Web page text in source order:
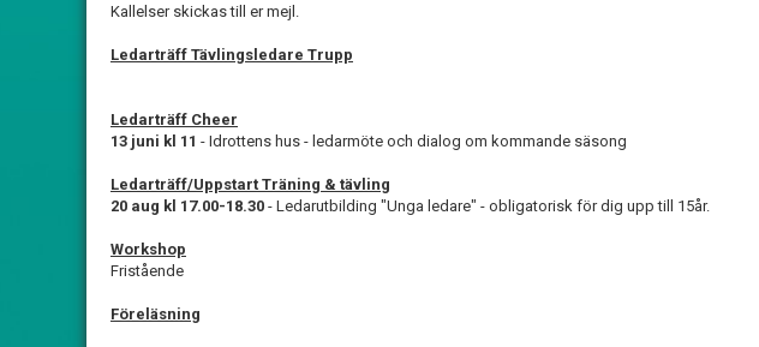
Kallelser skickas till er mejl.
Ledarträff Tävlingsledare Trupp
Ledarträff Cheer
13 juni kl 11 - Idrottens hus - ledarmöte och dialog om kommande säsong
Ledarträff/Uppstart Träning & tävling
20 aug kl 17.00-18.30 - Ledarutbilding "Unga ledare" - obligatorisk för dig upp till 15år.
Workshop
Fristående
Föreläsning